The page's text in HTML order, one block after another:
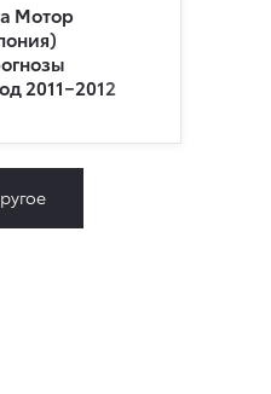
Мотор
2011−2012